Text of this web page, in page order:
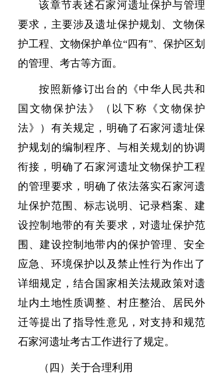
该章节表述石家河遗址保护与管理
要求，主要涉及遗址保护规划、文物保
护工程、文物保护单位“四有”、保护区划
的管理、考古等方面。
按照新修订出台的《中华人民共和
国文物保护法》（以下称《文物保护
法》）有关规定，明确了石家河遗址保
护规划的编制程序、与相关规划的协调
衔接，明确了石家河遗址文物保护工程
的管理要求，明确了依法落实石家河遗
址保护范围、标志说明、记录档案、建
设控制地带的有关要求，对遗址保护范
围、建设控制地带内的保护管理、安全
应急、环境保护以及禁止性行为作出了
详细规定，结合国家相关法规政策对遗
址内土地性质调整、村庄整治、居民外
迁等提出了指导性意见，对支持和规范
石家河遗址考古工作进行了规定。
（四）关于合理利用